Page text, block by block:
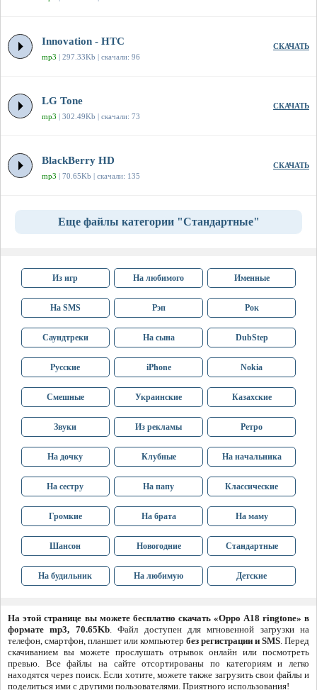
Innovation - HTC
mp3 | 297.33Kb | скачали: 96
СКАЧАТЬ
LG Tone
mp3 | 302.49Kb | скачали: 73
СКАЧАТЬ
BlackBerry HD
mp3 | 70.65Kb | скачали: 135
СКАЧАТЬ
Еще файлы категории "Стандартные"
Из игр На любимого Именные
На SMS Рэп Рок
Саундтреки На сына DubStep
Русские iPhone Nokia
Смешные Украинские Казахские
Звуки Из рекламы Ретро
На дочку Клубные На начальника
На сестру На папу Классические
Громкие На брата На маму
Шансон Новогодние Стандартные
На будильник На любимую Детские
На этой странице вы можете бесплатно скачать «Oppo A18 ringtone» в
формате mp3, 70.65Kb. Файл доступен для мгновенной загрузки на
телефон, смартфон, планшет или компьютер без регистрации и SMS. Перед
скачиванием вы можете прослушать отрывок онлайн или посмотреть
превью. Все файлы на сайте отсортированы по категориям и легко
находятся через поиск. Если хотите, можете также загрузить свои файлы и
поделиться ими с другими пользователями. Приятного использования!